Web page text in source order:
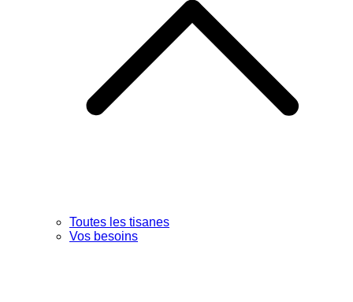
Toutes les tisanes
Vos besoins